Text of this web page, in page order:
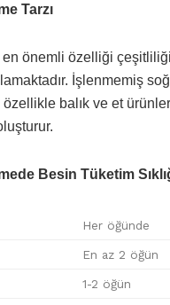
Tarzı
önemli özelliği
İşlenmemiş
balık ve et
Besin Tüketim
Her öğünde
En az 2 öğün
1-2 öğün